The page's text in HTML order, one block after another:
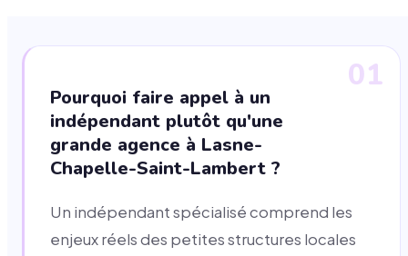
01
Pourquoi faire appel à un
indépendant plutôt qu'une
grande agence à Lasne-
Chapelle-Saint-Lambert ?
Un indépendant spécialisé comprend les
enjeux réels des petites structures locales